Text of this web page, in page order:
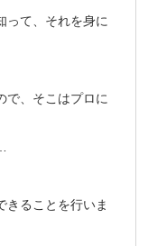
って、それを身に
で、そこはプロに
きることを行いま